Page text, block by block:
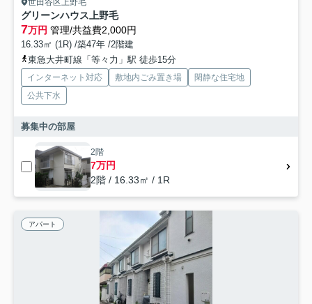
世田谷区上野毛
グリーンハウス上野毛
7万円 管理/共益費2,000円
16.33㎡ (1R) /築47年 /2階建
東急大井町線「等々力」駅 徒歩15分
インターネット対応 敷地内ごみ置き場
閑静な住宅地
公共下水
募集中の部屋
2階
7万円
2階 / 16.33㎡ / 1R
アパート